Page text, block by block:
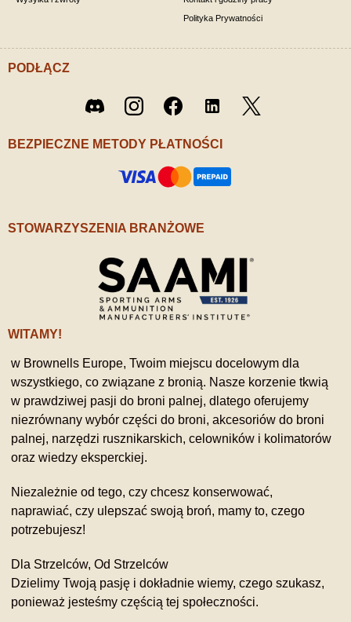
Polityka Prywatności
PODŁĄCZ
Discord Instagram Facebook LinkedIn
BEZPIECZNE METODY PŁATNOŚCI
STOWARZYSZENIA BRANŻOWE
WITAMY!
w Brownells Europe, Twoim miejscu docelowym dla
wszystkiego, co związane z bronią. Nasze korzenie tkwią
w prawdziwej pasji do broni palnej, dlatego oferujemy
niezrównany wybór części do broni, akcesoriów do broni
palnej, narzędzi rusznikarskich, celowników i kolimatorów
oraz wiedzy eksperckiej.
Niezależnie od tego, czy chcesz konserwować,
naprawiać, czy ulepszać swoją broń, mamy to, czego
potrzebujesz!
Dla Strzelców, Od Strzelców
Dzielimy Twoją pasję i dokładnie wiemy, czego szukasz,
ponieważ jesteśmy częścią tej społeczności.